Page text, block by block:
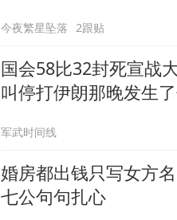
今夜繁星坠落 2跟贴
国会58比32封死宣战
叫停打伊朗那晚发生
军武时间线
婚房都出钱只写女方
七公句句扎心